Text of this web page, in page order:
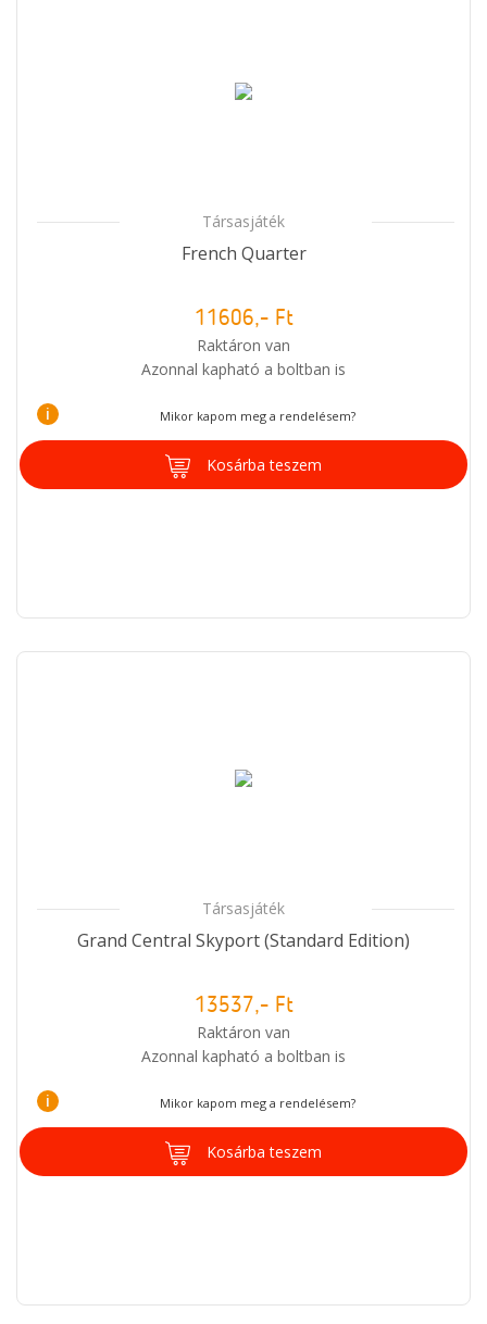
Társasjáték
French Quarter
11606,- Ft
Raktáron van
Azonnal kapható a boltban is
i Mikor kapom meg a rendelésem?
Kosárba teszem
Társasjáték
Grand Central Skyport (Standard Edition)
13537,- Ft
Raktáron van
Azonnal kapható a boltban is
i Mikor kapom meg a rendelésem?
Kosárba teszem